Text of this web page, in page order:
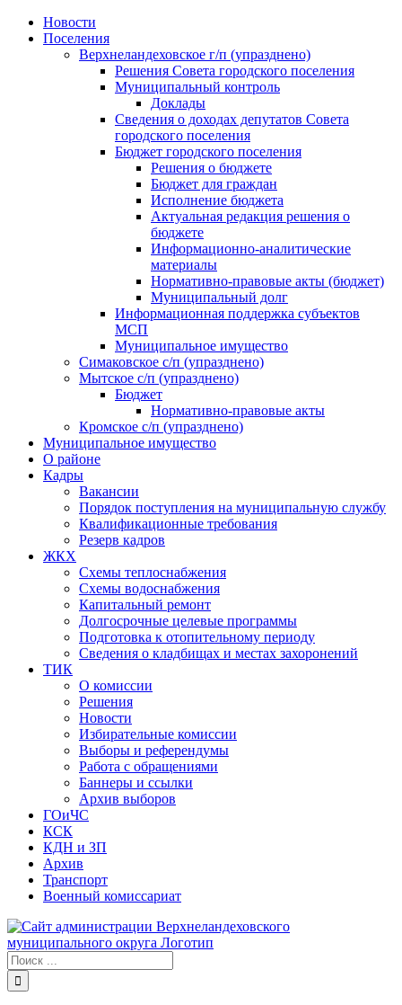
Skip
Новости
Поселения
Верхнеландеховское г/п (упразднено)
Решения Совета городского поселения
Муниципальный контроль
Доклады
Сведения о доходах депутатов Совета
городского поселения
Бюджет городского поселения
Решения о бюджете
Бюджет для граждан
Исполнение бюджета
Актуальная редакция решения о
бюджете
Информационно-аналитические
материалы
Нормативно-правовые акты (бюджет)
Муниципальный долг
Информационная поддержка субъектов
МСП
Муниципальное имущество
Симаковское с/п (упразднено)
Мытское с/п (упразднено)
Бюджет
Нормативно-правовые акты
Кромское с/п (упразднено)
Муниципальное имущество
О районе
Кадры
Вакансии
Порядок поступления на муниципальную службу
Квалификационные требования
Резерв кадров
ЖКХ
Схемы теплоснабжения
Схемы водоснабжения
Капитальный ремонт
Долгосрочные целевые программы
Подготовка к отопительному периоду
Сведения о кладбищах и местах захоронений
ТИК
О комиссии
Решения
Новости
Избирательные комиссии
Выборы и референдумы
Работа с обращениями
Баннеры и ссылки
Архив выборов
ГОиЧС
КСК
КДН и ЗП
Архив
Транспорт
Военный комиссариат
Результат
поиска: